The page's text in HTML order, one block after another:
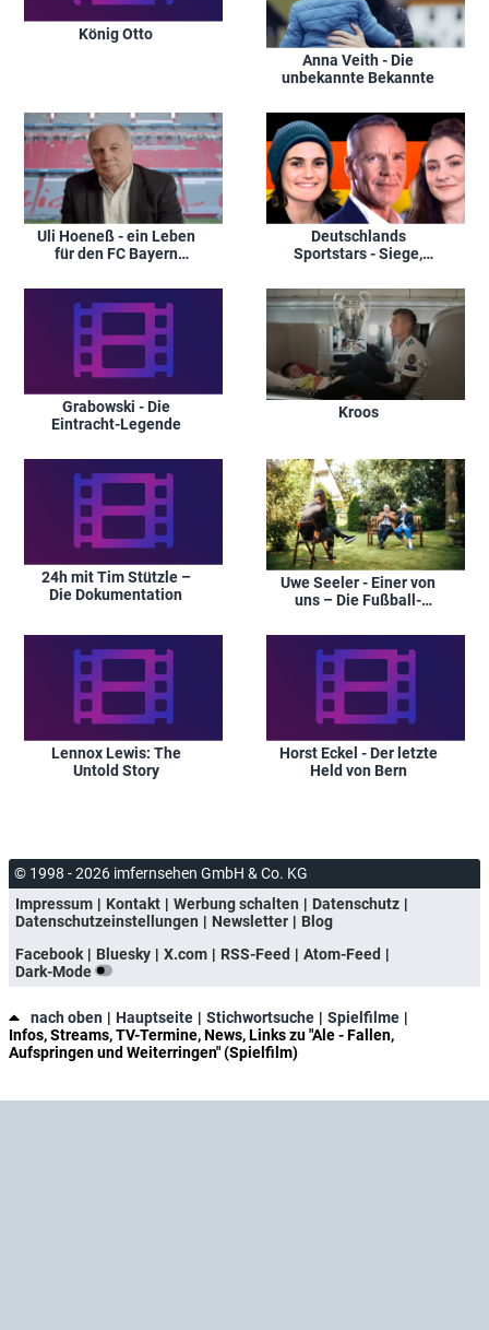
König Otto
Anna Veith - Die
unbekannte Bekannte
Uli Hoeneß - ein Leben
für den FC Bayern
Deutschlands
Sportstars - Siege,
Henry Maske, Nadine
Angerer, Kristina Vogel
Grabowski - Die
Eintracht-Legende
Kroos
24h mit Tim Stützle –
Die Dokumentation
Uwe Seeler - Einer von
uns – Die Fußball-
Lennox Lewis: The
Untold Story
Horst Eckel - Der letzte
Held von Bern
© 1998 - 2026 imfernsehen GmbH & Co. KG
Impressum
Kontakt Werbung schalten
Datenschutz
Datenschutzeinstellungen
Newsletter
Blog
Facebook
Bluesky X.com RSS-Feed
Atom-Feed
Dark-Mode
nach oben Hauptseite Stichwortsuche
Spielfilme
Infos, Streams, TV-Termine, News, Links zu "Ale - Fallen,
Aufspringen und Weiterringen" (Spielfilm)